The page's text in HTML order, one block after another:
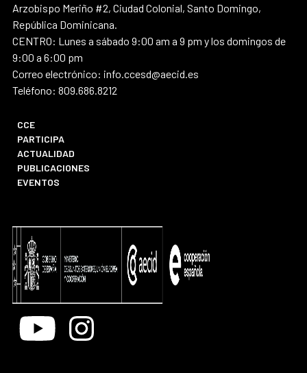
Arzobispo Meriño #2, Ciudad Colonial, Santo Domingo,
República Dominicana.
CENTRO: Lunes a sábado 9:00 am a 9 pm y los domingos de
9:00 a 6:00 pm
Correo electrónico: info.ccesd@aecid.es
Teléfono: 809.686.8212
CCE
PARTICIPA
ACTUALIDAD
PUBLICACIONES
EVENTOS
Youtube Instagram